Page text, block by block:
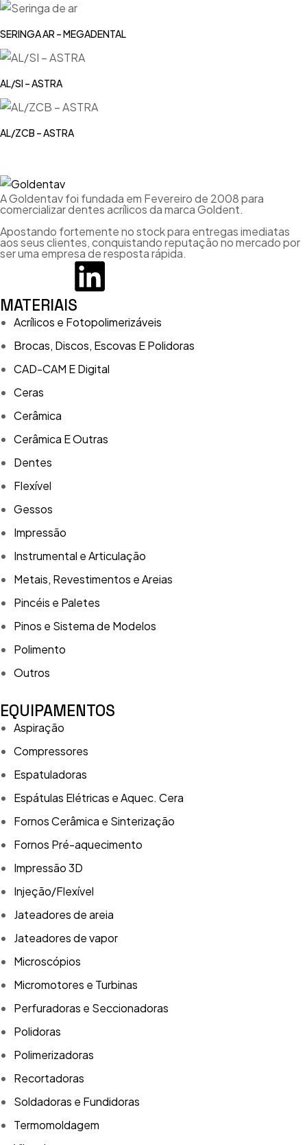
SERINGA AR – MEGADENTAL
AL/SI – ASTRA
AL/ZCB – ASTRA
A Goldentav foi fundada em Fevereiro de 2008 para
comercializar dentes acrílicos da marca Goldent.
Apostando fortemente no stock para entregas imediatas
aos seus clientes, conquistando reputação no mercado por
ser uma empresa de resposta rápida.
MATERIAIS
Acrílicos e Fotopolimerizáveis
Brocas, Discos, Escovas E Polidoras
CAD-CAM E Digital
Ceras
Cerâmica
Cerâmica E Outras
Dentes
Flexível
Gessos
Impressão
Instrumental e Articulação
Metais, Revestimentos e Areias
Pincéis e Paletes
Pinos e Sistema de Modelos
Polimento
Outros
EQUIPAMENTOS
Aspiração
Compressores
Espatuladoras
Espátulas Elétricas e Aquec. Cera
Fornos Cerâmica e Sinterização
Fornos Pré-aquecimento
Impressão 3D
Injeção/Flexível
Jateadores de areia
Jateadores de vapor
Microscópios
Micromotores e Turbinas
Perfuradoras e Seccionadoras
Polidoras
Polimerizadoras
Recortadoras
Soldadoras e Fundidoras
Termomoldagem